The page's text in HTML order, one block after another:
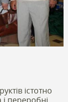
істотно